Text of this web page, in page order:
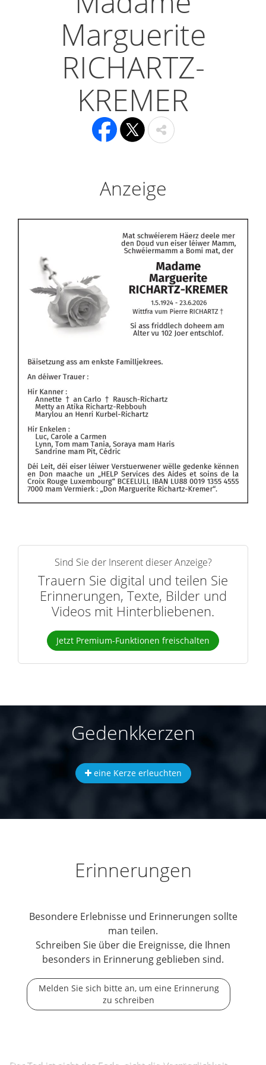
Marguerite
RICHARTZ-
KREMER
Anzeige
Sind Sie der Inserent dieser Anzeige?
Trauern Sie digital und teilen Sie
Erinnerungen, Texte, Bilder und
Videos mit Hinterbliebenen.
Jetzt Premium-Funktionen freischalten
Gedenkkerzen
eine Kerze erleuchten
Erinnerungen
Besondere Erlebnisse und Erinnerungen sollte
man teilen.
Schreiben Sie über die Ereignisse, die Ihnen
besonders in Erinnerung geblieben sind.
Melden Sie sich bitte an, um eine Erinnerung
zu schreiben